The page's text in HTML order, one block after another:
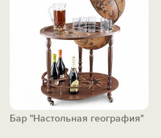
Бар "Настольная география"